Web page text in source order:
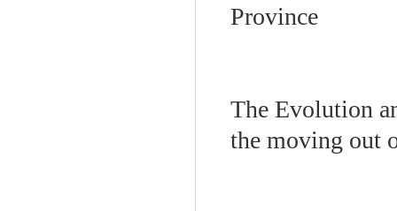
Province
The Evolution
the moving out